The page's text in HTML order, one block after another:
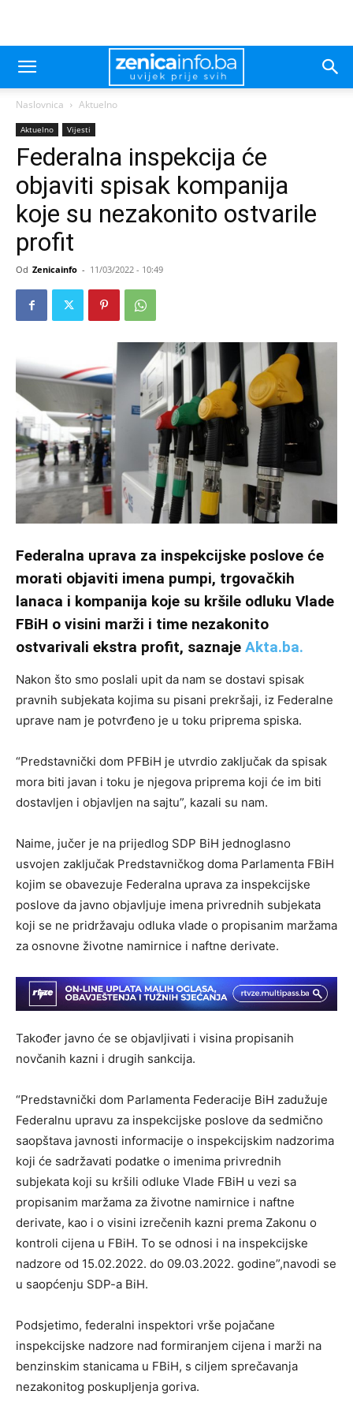
Naslovnica Aktuelno
Aktuelno Vijesti
Federalna inspekcija će
objaviti spisak kompanija
koje su nezakonito ostvarile
profit
Od Zenicainfo - 11/03/2022 - 10:49
Federalna uprava za inspekcijske poslove će
morati objaviti imena pumpi, trgovačkih
lanaca i kompanija koje su kršile odluku Vlade
FBiH o visini marži i time nezakonito
ostvarivali ekstra profit, saznaje Akta.ba.
Nakon što smo poslali upit da nam se dostavi spisak
pravnih subjekata kojima su pisani prekršaji, iz Federalne
uprave nam je potvrđeno je u toku priprema spiska.
“Predstavnički dom PFBiH je utvrdio zaključak da spisak
mora biti javan i toku je njegova priprema koji će im biti
dostavljen i objavljen na sajtu”, kazali su nam.
Naime, jučer je na prijedlog SDP BiH jednoglasno
usvojen zaključak Predstavničkog doma Parlamenta FBiH
kojim se obavezuje Federalna uprava za inspekcijske
poslove da javno objavljuje imena privrednih subjekata
koji se ne pridržavaju odluka vlade o propisanim maržama
za osnovne životne namirnice i naftne derivate.
Također javno će se objavljivati i visina propisanih
novčanih kazni i drugih sankcija.
“Predstavnički dom Parlamenta Federacije BiH zadužuje
Federalnu upravu za inspekcijske poslove da sedmično
saopštava javnosti informacije o inspekcijskim nadzorima
koji će sadržavati podatke o imenima privrednih
subjekata koji su kršili odluke Vlade FBiH u vezi sa
propisanim maržama za životne namirnice i naftne
derivate, kao i o visini izrečenih kazni prema Zakonu o
kontroli cijena u FBiH. To se odnosi i na inspekcijske
nadzore od 15.02.2022. do 09.03.2022. godine”,navodi se
u saopćenju SDP-a BiH.
Podsjetimo, federalni inspektori vrše pojačane
inspekcijske nadzore nad formiranjem cijena i marži na
benzinskim stanicama u FBiH, s ciljem sprečavanja
nezakonitog poskupljenja goriva.